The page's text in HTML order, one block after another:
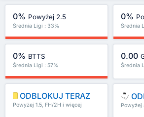
0% Powyżej 2.5
Średnia Ligi : 33%
0%
Średnia
0% BTTS
Średnia Ligi : 57%
0.00
Średnia
ODBLOKUJ TERAZ
Powyżej 1.5, FH/2H i więcej Powyżej